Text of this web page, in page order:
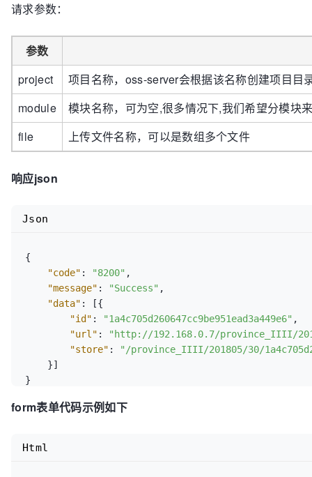
请求参数：
参数
project
项目名称，oss-server会根据该名称创建项目目
module
模块名称，可为空,很多情况下,我们希望分模块
file
上传文件名称，可以是数组多个文件
响应json
{
"code" : "8200" ,
"message" : "Success" ,
"data" : [{
"id" : "1a4c705d260647cc9be951ead3a449e6" ,
"url" :
"http://192.168.0.7/province_IIII/
"store" :
"/province_IIII/201805/30/
}]
}
Json
form表单代码示例如下
Html